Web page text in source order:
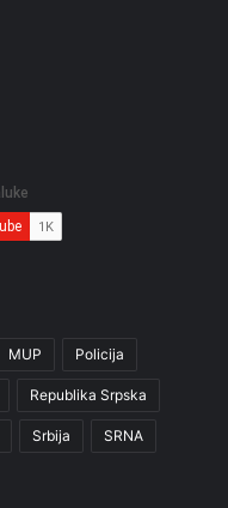
MUP Policija
Republika Srpska
Srbija SRNA